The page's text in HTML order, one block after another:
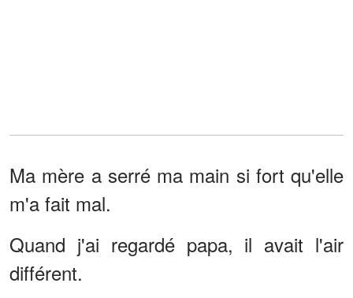
Ma mère a serré ma main si fort qu'elle
m'a fait mal.
Quand j'ai regardé papa, il avait l'air
différent.